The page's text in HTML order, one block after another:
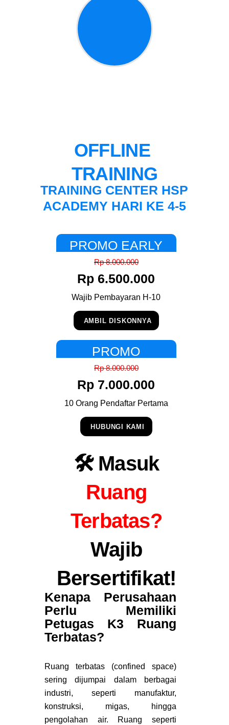
OFFLINE
TRAINING
TRAINING CENTER HSP
ACADEMY HARI KE 4-5
PROMO EARLY
BIRD
Rp 8.000.000
Rp 6.500.000
Wajib Pembayaran H-10
AMBIL DISKONNYA
PROMO
Rp 8.000.000
Rp 7.000.000
10 Orang Pendaftar Pertama
HUBUNGI KAMI
🛠️ Masuk
Ruang
Terbatas?
Wajib
Bersertifikat!
Kenapa Perusahaan
Perlu Memiliki
Petugas K3 Ruang
Terbatas?
Ruang terbatas (confined space)
sering dijumpai dalam berbagai
industri, seperti manufaktur,
konstruksi, migas, hingga
pengolahan air. Ruang seperti